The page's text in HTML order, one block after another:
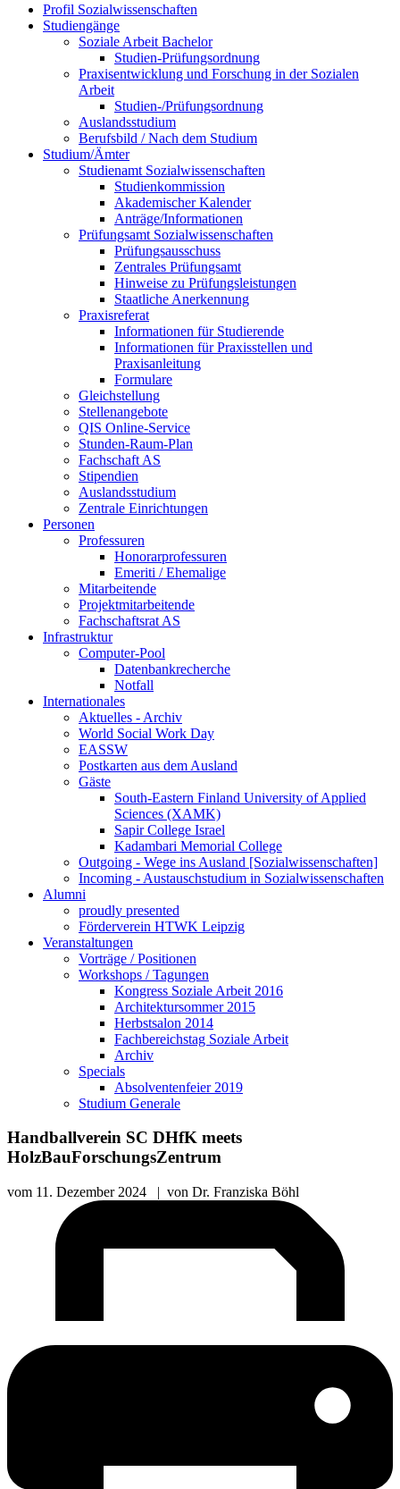
Profil Sozialwissenschaften
Studiengänge
Soziale Arbeit Bachelor
Studien-Prüfungsordnung
Praxisentwicklung und Forschung in der Sozialen
Arbeit
Studien-/Prüfungsordnung
Auslandsstudium
Berufsbild / Nach dem Studium
Studium/Ämter
Studienamt Sozialwissenschaften
Studienkommission
Akademischer Kalender
Anträge/Informationen
Prüfungsamt Sozialwissenschaften
Prüfungsausschuss
Zentrales Prüfungsamt
Hinweise zu Prüfungsleistungen
Staatliche Anerkennung
Praxisreferat
Informationen für Studierende
Informationen für Praxisstellen und
Praxisanleitung
Formulare
Gleichstellung
Stellenangebote
QIS Online-Service
Stunden-Raum-Plan
Fachschaft AS
Stipendien
Auslandsstudium
Zentrale Einrichtungen
Personen
Professuren
Honorarprofessuren
Emeriti / Ehemalige
Mitarbeitende
Projektmitarbeitende
Fachschaftsrat AS
Infrastruktur
Computer-Pool
Datenbankrecherche
Notfall
Internationales
Aktuelles - Archiv
World Social Work Day
EASSW
Postkarten aus dem Ausland
Gäste
South-Eastern Finland University of Applied
Sciences (XAMK)
Sapir College Israel
Kadambari Memorial College
Outgoing - Wege ins Ausland [Sozialwissenschaften]
Incoming - Austauschstudium in Sozialwissenschaften
Alumni
proudly presented
Förderverein HTWK Leipzig
Veranstaltungen
Vorträge / Positionen
Workshops / Tagungen
Kongress Soziale Arbeit 2016
Architektursommer 2015
Herbstsalon 2014
Fachbereichstag Soziale Arbeit
Archiv
Specials
Absolventenfeier 2019
Studium Generale
Handballverein SC DHfK meets
HolzBauForschungsZentrum
vom 11. Dezember 2024 | von Dr. Franziska Böhl